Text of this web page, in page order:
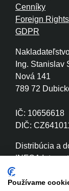
Ing. Stanislav
Nová 141
789 72
IČ: 10656618
DIČ:
Distribúcia a
INFOA
789 72
Cenníky
Foreign Rights
GDPR
Používame